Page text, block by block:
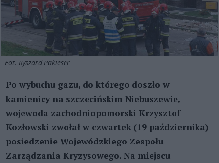
Fot. Ryszard Pakieser
Po wybuchu gazu, do którego doszło w
kamienicy na szczecińskim Niebuszewie,
wojewoda zachodniopomorski Krzysztof
Kozłowski zwołał w czwartek (19 października)
posiedzenie Wojewódzkiego Zespołu
Zarządzania Kryzysowego. Na miejscu